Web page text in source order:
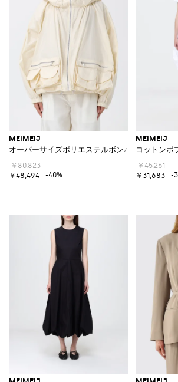
MEIMEIJ
オーバーサイズポリエステルボンバージャケット
￥80,823
￥48,494
-40%
MEIMEIJ
コットンポ
￥45,261
￥31,683
-